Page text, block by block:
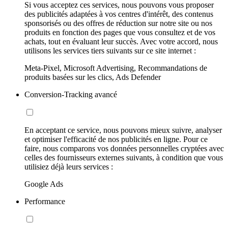
Si vous acceptez ces services, nous pouvons vous proposer
des publicités adaptées à vos centres d'intérêt, des contenus
sponsorisés ou des offres de réduction sur notre site ou nos
produits en fonction des pages que vous consultez et de vos
achats, tout en évaluant leur succès. Avec votre accord, nous
utilisons les services tiers suivants sur ce site internet :
Meta-Pixel, Microsoft Advertising, Recommandations de
produits basées sur les clics, Ads Defender
Conversion-Tracking avancé
En acceptant ce service, nous pouvons mieux suivre, analyser
et optimiser l'efficacité de nos publicités en ligne. Pour ce
faire, nous comparons vos données personnelles cryptées avec
celles des fournisseurs externes suivants, à condition que vous
utilisiez déjà leurs services :
Google Ads
Performance